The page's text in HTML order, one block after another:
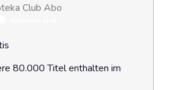
Club Abo
80.000 Titel enthalten im